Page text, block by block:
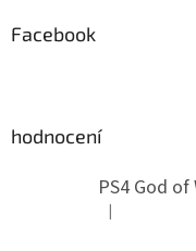
Facebook
hodnocení
PS4 God
Hodnocení
|